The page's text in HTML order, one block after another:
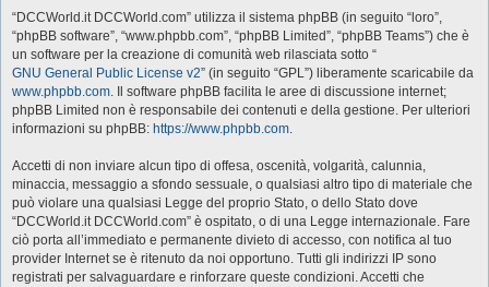
“DCCWorld.it DCCWorld.com” utilizza il sistema phpBB (in seguito “loro”,
“phpBB software”, “www.phpbb.com”, “phpBB Limited”, “phpBB Teams”) che è
un software per la creazione di comunità web rilasciata sotto “
GNU General Public License v2” (in seguito “GPL”) liberamente scaricabile da
www.phpbb.com. Il software phpBB facilita le aree di discussione internet;
phpBB Limited non è responsabile dei contenuti e della gestione. Per ulteriori
informazioni su phpBB: https://www.phpbb.com.
Accetti di non inviare alcun tipo di offesa, oscenità, volgarità, calunnia,
minaccia, messaggio a sfondo sessuale, o qualsiasi altro tipo di materiale che
può violare una qualsiasi Legge del proprio Stato, o dello Stato dove
“DCCWorld.it DCCWorld.com” è ospitato, o di una Legge internazionale. Fare
ciò porta all’immediato e permanente divieto di accesso, con notifica al tuo
provider Internet se è ritenuto da noi opportuno. Tutti gli indirizzi IP sono
registrati per salvaguardare e rinforzare queste condizioni. Accetti che